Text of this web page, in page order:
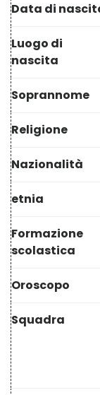
Data di
Luogo di
nascita
Soprannome
Religione
Nazionalità
etnia
Formazione
scolastica
Oroscopo
Squadra